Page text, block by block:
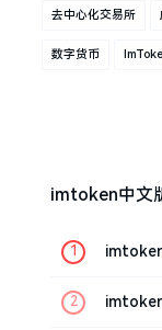
去中心化交易所
数字货币
imtoken中文